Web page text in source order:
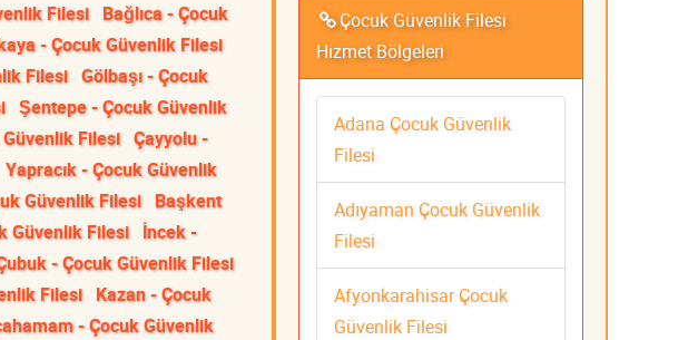
Filesi Bağlıca - Çocuk
- Çocuk Güvenlik Filesi
Filesi Gölbaşı - Çocuk
Şentepe - Çocuk Güvenlik
Filesi Çayyolu -
Yapracık - Çocuk Güvenlik
Güvenlik Filesi Başkent
Güvenlik Filesi İncek -
- Çocuk Güvenlik Filesi
Filesi Kazan - Çocuk
- Çocuk Güvenlik
Çocuk Güvenlik Filesi
Hizmet Bölgeleri
Adana Çocuk Güvenlik
Filesi
Adıyaman Çocuk Güvenlik
Filesi
Afyonkarahisar Çocuk
Güvenlik Filesi